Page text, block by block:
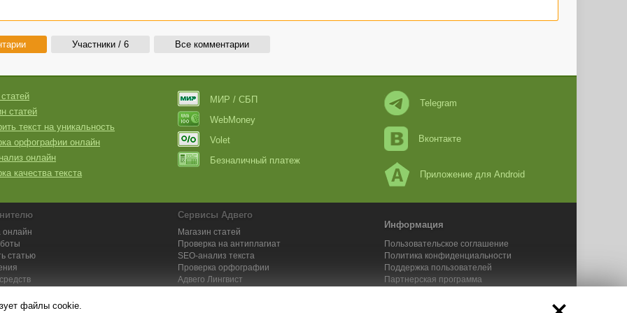
и статист
Участники / 6 Все комментарии
статей
текст на уникальность
орфографии онлайн
онлайн
качества текста
МИР / СБП
WebMoney
Volet
Безналичный платеж
Telegram
Вконтакте
Приложение для Android
онлайн
статью
Сервисы Адвего
Магазин статей
Проверка на антиплагиат
SEO-анализ текста
Проверка орфографии
Адвего Лингвист
Информация
Пользовательское соглашение
Политика конфиденциальности
Поддержка пользователей
Партнерская программа
файлы cookie.